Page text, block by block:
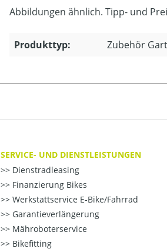
Abbildungen ähnlich. Tipp- und
Produkttyp: Zubehör
SERVICE- UND DIENSTLEISTUNGEN
Dienstradleasing
Finanzierung Bikes
Werkstattservice E-Bike/Fahrrad
Garantieverlängerung
Mähroboterservice
Bikefitting